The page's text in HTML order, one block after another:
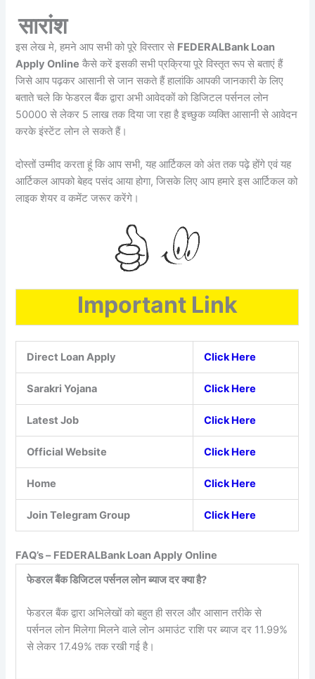
सारांश
इस लेख मे, हमने आप सभी को पूरे विस्तार से FEDERALBank Loan
Apply Online कैसे करें इसकी सभी प्रक्रिया पूरे विस्तृत रूप से बताएं हैं
जिसे आप पढ़कर आसानी से जान सकते हैं हालांकि आपकी जानकारी के लिए
बताते चले कि फेडरल बैंक द्वारा अभी आवेदकों को डिजिटल पर्सनल लोन
50000 से लेकर 5 लाख तक दिया जा रहा है इच्छुक व्यक्ति आसानी से आवेदन
करके इंस्टेंट लोन ले सकते हैं।
दोस्तों उम्मीद करता हूं कि आप सभी, यह आर्टिकल को अंत तक पढ़े होंगे एवं यह
आर्टिकल आपको बेहद पसंद आया होगा, जिसके लिए आप हमारे इस आर्टिकल को
लाइक शेयर व कमेंट जरूर करेंगे।
Important Link
Direct Loan Apply Click Here
Sarakri Yojana Click Here
Latest Job Click Here
Official Website Click Here
Home Click Here
Join Telegram Group Click Here
FAQ’s – FEDERALBank Loan Apply Online
फेडरल बैंक डिजिटल पर्सनल लोन ब्याज दर क्या है?
फेडरल बैंक द्वारा अभिलेखों को बहुत ही सरल और आसान तरीके से
पर्सनल लोन मिलेगा मिलने वाले लोन अमाउंट राशि पर ब्याज दर 11.99%
से लेकर 17.49% तक रखी गई है।